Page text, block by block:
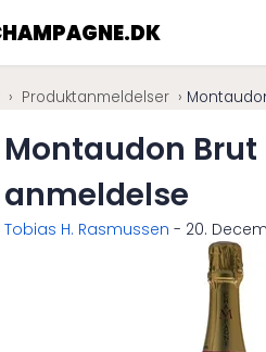
Produktanmeldelser
Montaudon Brut
anmeldelse
Tobias H. Rasmussen - 20.